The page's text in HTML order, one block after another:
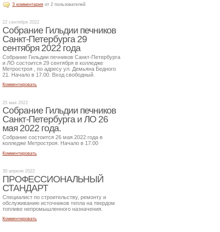
3 комментария от 2 пользователей
22 сентября 2022
Собрание Гильдии печников
Санкт-Петербурга 29
сентября 2022 года
Собрание Гильдии печников Санкт-Петербурга
и ЛО состоится 29 сентября в колледже
Метростроя , по адресу ул. Демьяна Бедного
21. Начало в 17.00. Вход свободный.
Комментировать
25 мая 2022
Собрание Гильдии печников
Санкт-Петербурга и ЛО 26
мая 2022 года.
Собрание состоится 26 мая 2022 года в
колледже Метростроя. Начало в 17.00
Комментировать
30 апреля 2022
ПРОФЕССИОНАЛЬНЫЙ
СТАНДАРТ
Специалист по строительству, ремонту и
обслуживанию источников тепла на твердом
топливе непромышленного назначения.
Комментировать